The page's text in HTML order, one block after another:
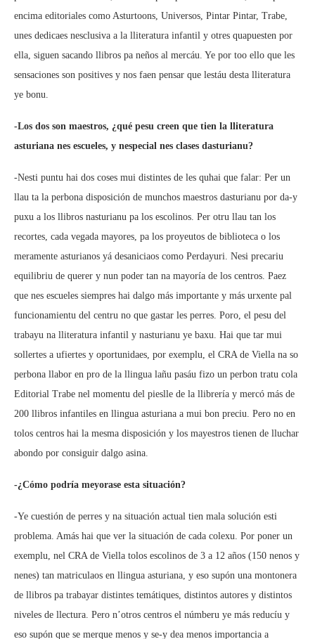
encima editoriales como Asturtoons, Universos, Pintar Pintar, Trabe,
unes dedicaes nesclusiva a la lliteratura infantil y otres quapuesten por
ella, siguen sacando llibros pa neños al mercáu. Ye por too ello que les
sensaciones son positives y nos faen pensar que lestáu desta lliteratura
ye bonu.
-Los dos son maestros, ¿qué pesu creen que tien la lliteratura
asturiana nes escueles, y nespecial nes clases dasturianu?
-Nesti puntu hai dos coses mui distintes de les quhai que falar: Per un
llau ta la perbona disposición de munchos maestros dasturianu por da-y
puxu a los llibros nasturianu pa los escolinos. Per otru llau tan los
recortes, cada vegada mayores, pa los proyeutos de biblioteca o los
meramente asturianos yá desaniciaos como Perdayuri. Nesi precariu
equilibriu de querer y nun poder tan na mayoría de los centros. Paez
que nes escueles siempres hai dalgo más importante y más urxente pal
funcionamientu del centru no que gastar les perres. Poro, el pesu del
trabayu na lliteratura infantil y nasturianu ye baxu. Hai que tar mui
sollertes a ufiertes y oportunidaes, por exemplu, el CRA de Viella na so
perbona llabor en pro de la llingua lañu pasáu fizo un perbon tratu cola
Editorial Trabe nel momentu del pieslle de la llibrería y mercó más de
200 llibros infantiles en llingua asturiana a mui bon preciu. Pero no en
tolos centros hai la mesma disposición y los mayestros tienen de lluchar
abondo por consiguir dalgo asina.
-¿Cómo podría meyorase esta situación?
-Ye cuestión de perres y na situación actual tien mala solución esti
problema. Amás hai que ver la situación de cada colexu. Por poner un
exemplu, nel CRA de Viella tolos escolinos de 3 a 12 años (150 nenos y
nenes) tan matriculaos en llingua asturiana, y eso supón una montonera
de llibros pa trabayar distintes temátiques, distintos autores y distintos
niveles de llectura. Pero n’otros centros el númberu ye más reducíu y
eso supón que se merque menos y se-y dea menos importancia a